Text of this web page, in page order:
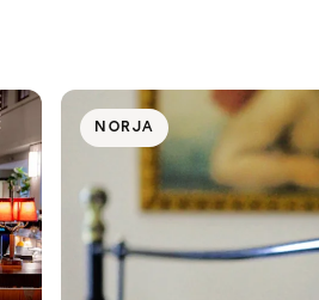
NORJA